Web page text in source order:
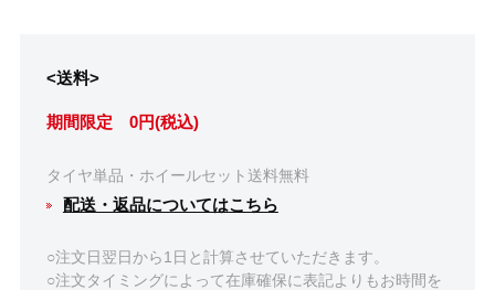
<送料>
期間限定 0円(税込)
タイヤ単品・ホイールセット送料無料
配送・返品についてはこちら
○注文日翌日から1日と計算させていただきます。
○注文タイミングによって在庫確保に表記よりもお時間を